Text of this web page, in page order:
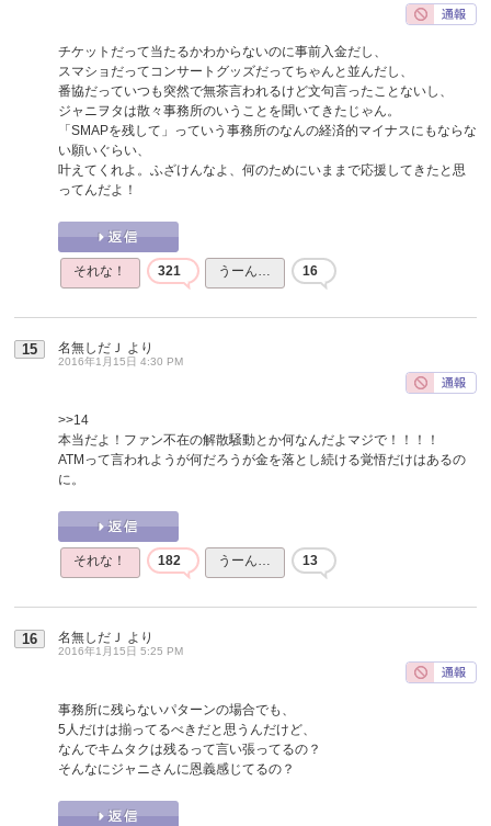
チケットだって当たるかわからないのに事前入金だし、
スマショだってコンサートグッズだってちゃんと並んだし、
番協だっていつも突然で無茶言われるけど文句言ったことないし、
ジャニヲタは散々事務所のいうことを聞いてきたじゃん。
「SMAPを残して」っていう事務所のなんの経済的マイナスにもならな
い願いぐらい、
叶えてくれよ。ふざけんなよ、何のためにいままで応援してきたと思
ってんだよ！
それな！ 321 うーん… 16
15 名無しだＪ より
2016年1月15日 4:30 PM
>>14
本当だよ！ファン不在の解散騒動とか何なんだよマジで！！！！
ATMって言われようが何だろうが金を落とし続ける覚悟だけはあるの
に。
それな！ 182 うーん… 13
16 名無しだＪ より
2016年1月15日 5:25 PM
事務所に残らないパターンの場合でも、
5人だけは揃ってるべきだと思うんだけど、
なんでキムタクは残るって言い張ってるの？
そんなにジャニさんに恩義感じてるの？